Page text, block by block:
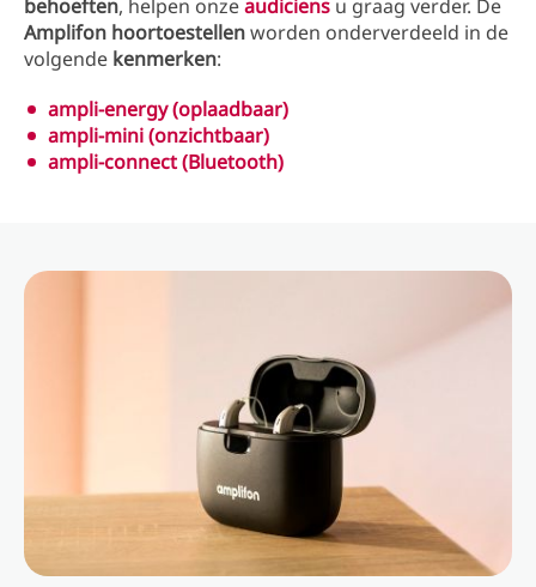
behoeften, helpen onzeaudiciens u graag verder. De
Amplifon hoortoestellenworden onderverdeeld in de
volgende kenmerken:
ampli-energy (oplaadbaar)
ampli-mini (onzichtbaar)
ampli-connect (Bluetooth)